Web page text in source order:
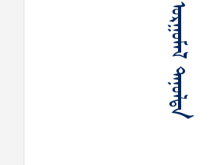
ᠤᠷᠭᠤᠮᠠᠯ ᠲᠠᠨᠤᠯᠲᠠ